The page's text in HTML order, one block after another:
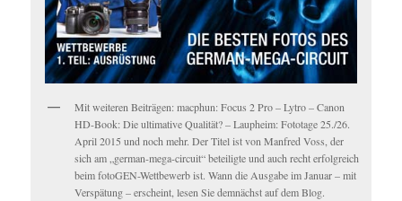
Mit weiteren Beiträgen: macphun: Focus 2 Pro – Lytro – Canon
HD-Book: Die ultimative Qualität? – Laupheim: Fototage 25./26.
April 2015 und noch mehr. Der Titel ist von Manfred Voss, der
sich am „german-mega-circuit“ beteiligte und auch recht erfolgreich
beim fotoGEN-Wettbewerb ist. Wann die Ausgabe im Januar – mit
Verspätung – erscheint, lesen Sie demnächst auf dem Blog.